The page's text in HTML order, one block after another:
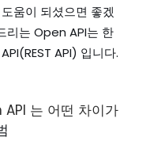
움이 되셨으면 좋겠
리는 Open API는 한
API) 입니다.
는 어떤 차이가